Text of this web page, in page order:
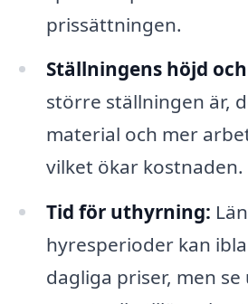
prissättningen.
Ställningens höjd
större ställningen är,
material och mer
vilket ökar kostnaden.
Tid för uthyrning:
hyresperioder kan
dagliga priser, men